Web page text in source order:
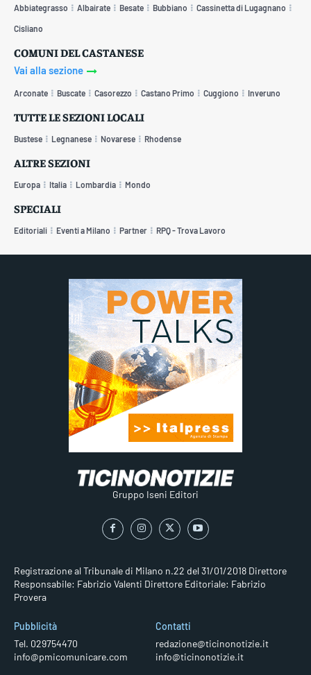
Abbiategrasso Albairate Besate Bubbiano Cassinetta di Lugagnano
Cisliano
COMUNI DEL CASTANESE
Vai alla sezione
Arconate Buscate Casorezzo Castano Primo Cuggiono Inveruno
TUTTE LE SEZIONI LOCALI
Bustese Legnanese Novarese Rhodense
ALTRE SEZIONI
Europa Italia Lombardia Mondo
SPECIALI
Editoriali Eventi a Milano Partner RPQ - Trova Lavoro
Gruppo Iseni Editori
Registrazione al Tribunale di Milano n.22 del 31/01/2018 Direttore
Responsabile: Fabrizio Valenti Direttore Editoriale: Fabrizio
Provera
Pubblicità
Tel. 029754470
info@pmicomunicare.com
Contatti
redazione@ticinonotizie.it
info@ticinonotizie.it